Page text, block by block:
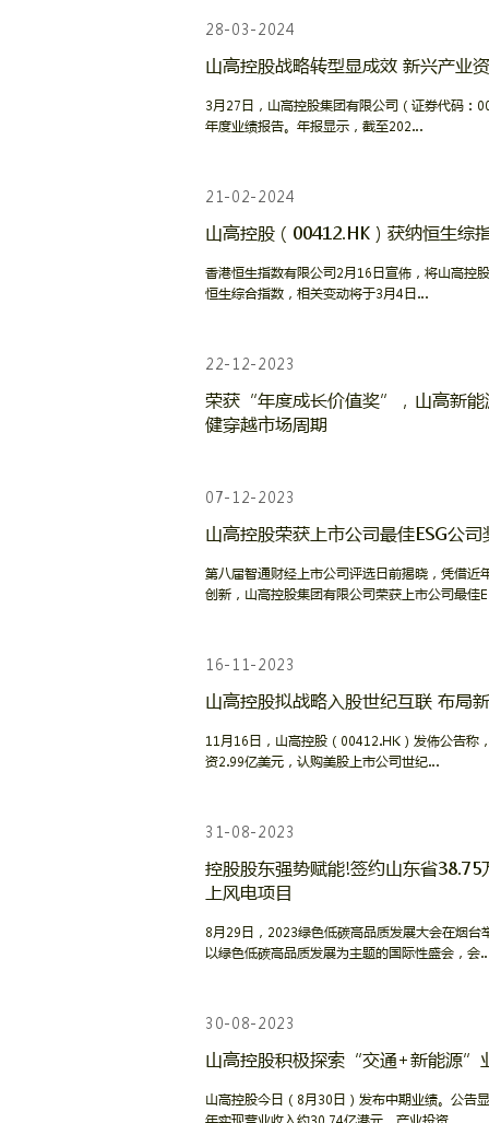
28-03-2024
山高控股战略转型显成效 新兴产业
3月27日，山高控股集团有限公司（证券代码：
年度业绩报告。年报显示，截至202…
21-02-2024
山高控股（00412.HK）获纳恒生综
香港恒生指数有限公司2月16日宣佈，将山高控
恒生综合指数，相关变动将于3月4日…
22-12-2023
荣获“年度成长价值奖”，山高新能
健穿越市场周期
07-12-2023
山高控股荣获上市公司最佳ESG公司
第八届智通财经上市公司评选日前揭晓，凭借近
创新，山高控股集团有限公司荣获上市公司最佳
16-11-2023
山高控股拟战略入股世纪互联 布局
11月16日，山高控股（00412.HK）发佈公告称
资2.99亿美元，认购美股上市公司世纪…
31-08-2023
控股股东强势赋能!签约山东省38.75
上风电项目
8月29日，2023绿色低碳高品质发展大会在烟台
以绿色低碳高品质发展为主题的国际性盛会，会
30-08-2023
山高控股积极探索“交通+新能源”
山高控股今日（8月30日）发布中期业绩。公告